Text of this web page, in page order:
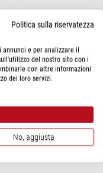
digiscoping per
30 - 60 mm
i modelli di smartphone
Politica sulla riservatezza
e per analizzare il
del nostro sito con i
con altre informazioni
dei loro servizi.
No, aggiusta